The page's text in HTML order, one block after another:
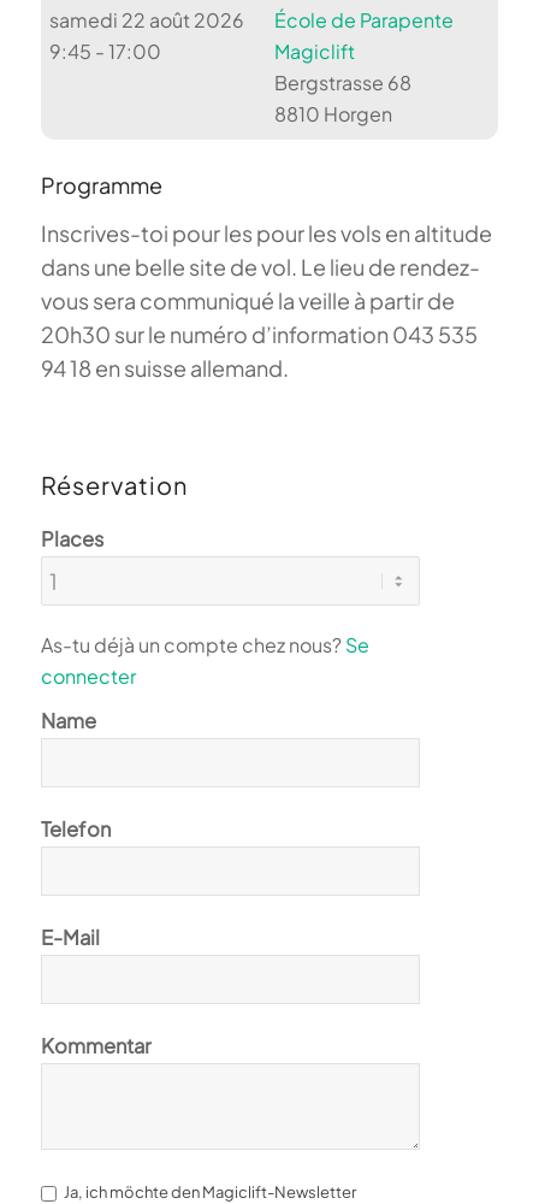
samedi 22 août 2026
9:45 - 17:00
École de Parapente
Magiclift
Bergstrasse 68
8810 Horgen
Programme
Inscrives-toi pour les pour les vols en altitude
dans une belle site de vol. Le lieu de rendez-
vous sera communiqué la veille à partir de
20h30 sur le numéro d’information 043 535
94 18 en suisse allemand.
Réservation
Places
As-tu déjà un compte chez nous?Se
connecter
Name
Telefon
E-Mail
Kommentar
Ja, ich möchte den Magiclift-Newsletter